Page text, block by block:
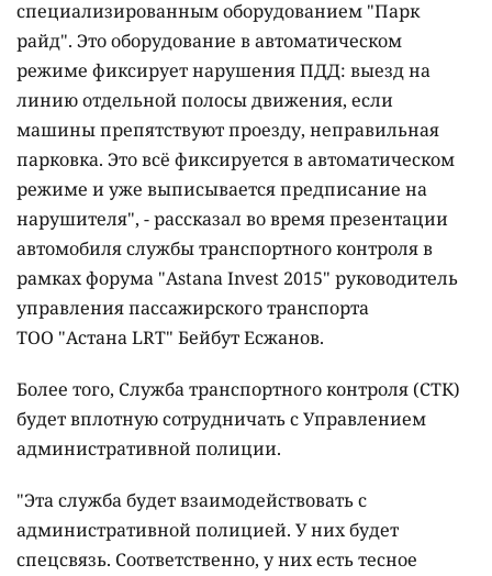
специализированным оборудованием "Парк
райд". Это оборудование в автоматическом
режиме фиксирует нарушения ПДД: выезд на
линию отдельной полосы движения, если
машины препятствуют проезду, неправильная
парковка. Это всё фиксируется в автоматическом
режиме и уже выписывается предписание на
нарушителя", - рассказал во время презентации
автомобиля службы транспортного контроля в
рамках форума "Astana Invest 2015" руководитель
управления пассажирского транспорта
ТОО "Астана LRT" Бейбут Есжанов.
Более того, Служба транспортного контроля (СТК)
будет вплотную сотрудничать с Управлением
административной полиции.
"Эта служба будет взаимодействовать с
административной полицией. У них будет
спецсвязь. Соответственно, у них есть тесное